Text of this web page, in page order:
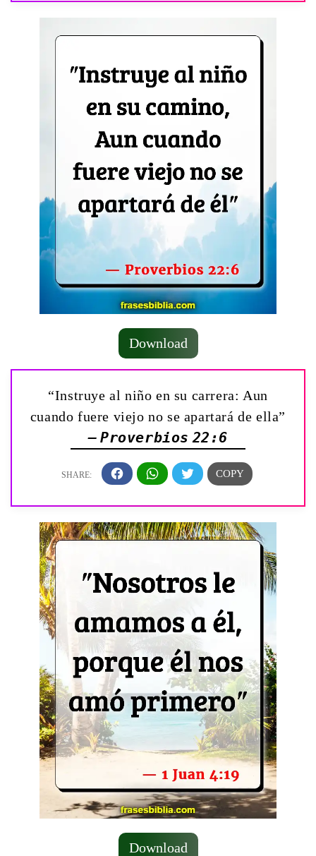
Download
“Instruye al niño en su carrera: Aun
cuando fuere viejo no se apartará de ella”
— Proverbios 22:6
Download